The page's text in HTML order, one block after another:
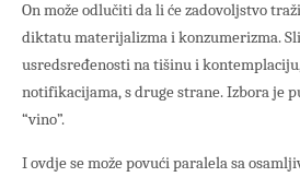
On može odlučiti da li će zadovoljstvo
diktatu materijalizma i konzumerizma.
usredsređenosti na tišinu i
notifikacijama, s druge strane. Izbora je
“vino”.
I ovdje se može povući paralela sa